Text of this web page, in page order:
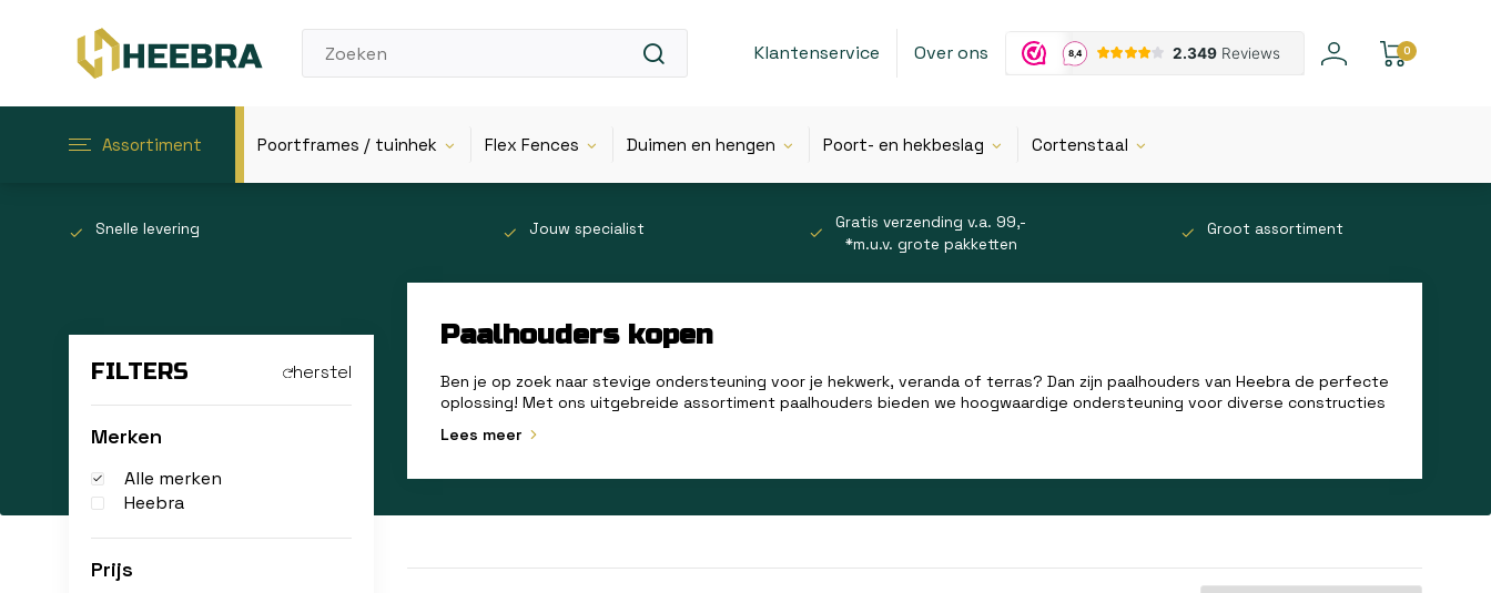
Klantenservice Over ons 0
Assortiment Poortframes / tuinhek Flex Fences Duimen en hengen Poort- en hekbeslag Cortenstaal
Snelle levering Jouw specialist
Gratis verzending v.a. 99,-
*m.u.v. grote pakketten
Groot assortiment
FILTERS herstel
Merken
Alle merken
Heebra
Prijs
Paalhouders kopen
Ben je op zoek naar stevige ondersteuning voor je hekwerk, veranda of terras? Dan zijn paalhouders van Heebra de perfecte
oplossing! Met ons uitgebreide assortiment paalhouders bieden we hoogwaardige ondersteuning voor diverse constructies
Lees meer